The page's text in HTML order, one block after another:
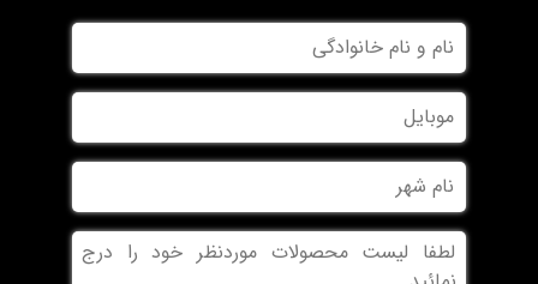
نام
و
نام
خانوادگی
موبایل
نام
شهر
بدون
عنوان